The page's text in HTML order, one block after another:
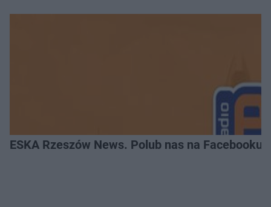
ESKA Rzeszów News. Polub nas na Facebooku!